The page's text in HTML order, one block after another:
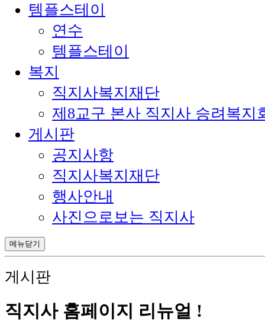
템플스테이
연수
템플스테이
복지
직지사복지재단
제8교구 본사 직지사 승려복지
게시판
공지사항
직지사복지재단
행사안내
사진으로보는 직지사
메뉴닫기
게시판
직지사 홈페이지 리뉴얼 !